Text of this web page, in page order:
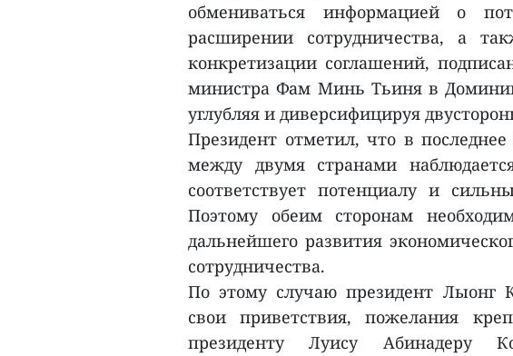
обмениваться информацией о
расширении сотрудничества, а
конкретизации соглашений,
министра Фам Минь Тьиня в
углубляя и диверсифицируя
Президент отметил, что в
между двумя странами
соответствует потенциалу и
Поэтому обеим сторонам
дальнейшего развития
сотрудничества.
По этому случаю президент Лыонг
свои приветствия, пожелания
президенту Луису Абинадеру